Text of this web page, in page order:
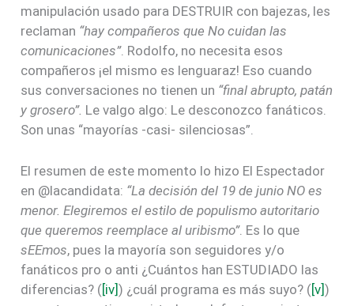
manipulación usado para DESTRUIR con bajezas, les
reclaman “hay compañeros que No cuidan las
comunicaciones”. Rodolfo, no necesita esos
compañeros ¡el mismo es lenguaraz! Eso cuando
sus conversaciones no tienen un “final abrupto, patán
y grosero”. Le valgo algo: Le desconozco fanáticos.
Son unas “mayorías -casi- silenciosas”.
El resumen de este momento lo hizo El Espectador
en @lacandidata: “La decisión del 19 de junio NO es
menor. Elegiremos el estilo de populismo autoritario
que queremos reemplace al uribismo”. Es lo que
sEEmos, pues la mayoría son seguidores y/o
fanáticos pro o anti ¿Cuántos han ESTUDIADO las
diferencias? ([iv]) ¿cuál programa es más suyo? ([v])